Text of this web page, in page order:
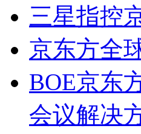
三星指控
京东方全
BOE京东
会议解决